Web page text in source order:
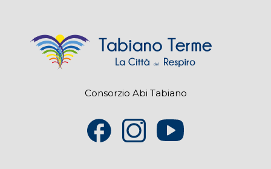
Consorzio Abi Tabiano